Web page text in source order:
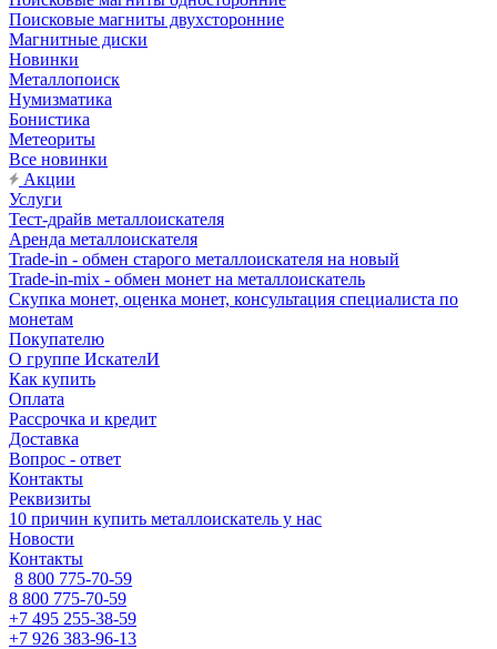
Поисковые магниты двухсторонние
Магнитные диски
Новинки
Металлопоиск
Нумизматика
Бонистика
Метеориты
Все новинки
Акции
Услуги
Тест-драйв металлоискателя
Аренда металлоискателя
Trade-in - обмен старого металлоискателя на новый
Trade-in-mix - обмен монет на металлоискатель
Скупка монет, оценка монет, консультация специалиста по
монетам
Покупателю
О группе ИскателИ
Как купить
Оплата
Рассрочка и кредит
Доставка
Вопрос - ответ
Контакты
Реквизиты
10 причин купить металлоискатель у нас
Новости
Контакты
8 800 775-70-59
8 800 775-70-59
+7 495 255-38-59
+7 926 383-96-13